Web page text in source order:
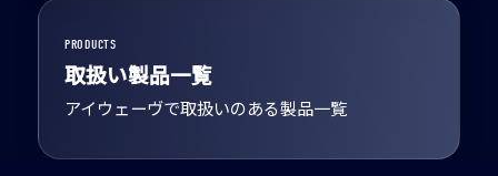
PRODUCTS
取扱い製品一覧
アイウェーヴで取扱いのある製品一覧